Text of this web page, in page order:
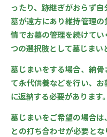
ったり、跡継ぎがおらず
墓が遠方にあり維持管理
情でお墓の管理を続けて
つの選択肢として墓じまい
墓じまいをする場合、納
て永代供養などを行い、
に返納する必要があります。
墓じまいをご希望の場合
との打ち合わせが必要と